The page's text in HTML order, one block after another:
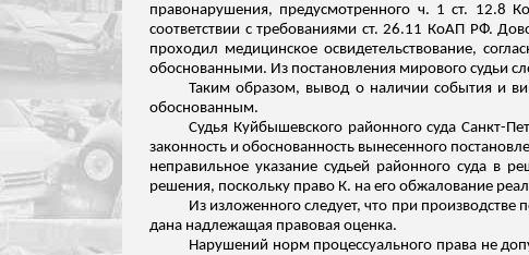
правонарушения, предусмотренного ч. 1 ст. 12.8
соответствии с требованиями ст. 26.11 КоАП РФ.
проходил медицинское освидетельствование,
обоснованными. Из постановления мирового судьи
Таким образом, вывод о наличии события и
обоснованным.
Судья Куйбышевского районного суда Санкт-
законность и обоснованность вынесенного
неправильное указание судьей районного суда в
решения, поскольку право К. на его обжалование
Из изложенного следует, что при
дана надлежащая правовая оценка.
Нарушений норм процессуального права не